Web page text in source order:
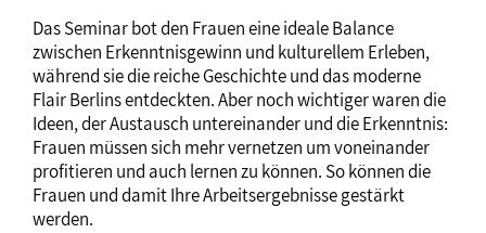
Das Seminar bot den Frauen eine ideale Balance
zwischen Erkenntnisgewinn und kulturellem Erleben,
während sie die reiche Geschichte und das moderne
Flair Berlins entdeckten. Aber noch wichtiger waren die
Ideen, der Austausch untereinander und die Erkenntnis:
Frauen müssen sich mehr vernetzen um voneinander
profitieren und auch lernen zu können. So können die
Frauen und damit Ihre Arbeitsergebnisse gestärkt
werden.